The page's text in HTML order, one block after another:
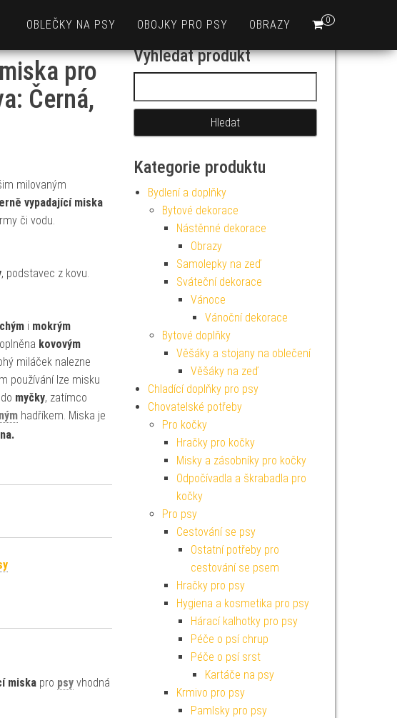
0
OBLEČKY NA PSY OBOJKY PRO PSY OBRAZY
pro
Černá,
milovaným
vypadající miska
či vodu.
, podstavec z kovu.
i mokrým
kovovým
miláček nalezne
používání lze misku
myčky, zatímco
hadříkem. Miska je
miska pro psy vhodná
Vyhledat produkt
Kategorie produktu
Bydlení a doplňky
Bytové dekorace
Nástěnné dekorace
Obrazy
Samolepky na zeď
Sváteční dekorace
Vánoce
Vánoční dekorace
Bytové doplňky
Věšáky a stojany na oblečení
Věšáky na zeď
Chladící doplňky pro psy
Chovatelské potřeby
Pro kočky
Hračky pro kočky
Misky a zásobníky pro kočky
Odpočívadla a škrabadla pro
kočky
Pro psy
Cestování se psy
Ostatní potřeby pro
cestování se psem
Hračky pro psy
Hygiena a kosmetika pro psy
Hárací kalhotky pro psy
Péče o psí chrup
Péče o psí srst
Kartáče na psy
Krmivo pro psy
Pamlsky pro psy